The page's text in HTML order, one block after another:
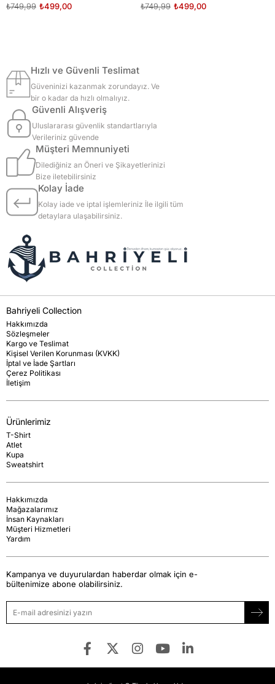
₺499,00
₺749,99 ₺499,00
₺749,99
Hızlı ve Güvenli Teslimat
Güveninizi kazanmak zorundayız. Ve
bir o kadar da hızlı olmalıyız.
Güvenli Alışveriş
Uluslararası güvenlik standartlarıyla
Verileriniz güvende
Müşteri Memnuniyeti
Dilediğiniz an Öneri ve Şikayetlerinizi
Bize iletebilirsiniz
Kolay İade
Kolay iade ve iptal işlemleriniz İle ilgili tüm
detaylara ulaşabilirsiniz.
Bahriyeli Collection
Hakkımızda
Sözleşmeler
Kargo ve Teslimat
Kişisel Verilen Korunması (KVKK)
İptal ve İade Şartları
Çerez Politikası
İletişim
Ürünlerimiz
T-Shirt
Atlet
Kupa
Sweatshirt
Hakkımızda
Mağazalarımız
İnsan Kaynakları
Müşteri Hizmetleri
Yardım
Kampanya ve duyurulardan haberdar olmak için e-
bültenimize abone olabilirsiniz.